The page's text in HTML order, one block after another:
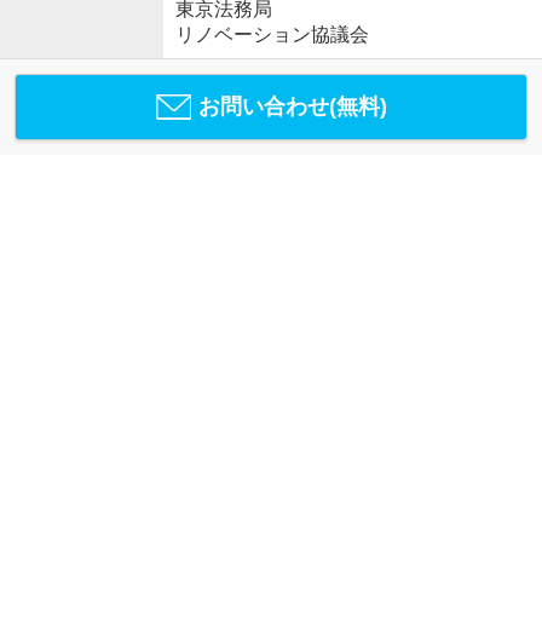
東京法務局
リノベーション協議会
お問い合わせ(無料)